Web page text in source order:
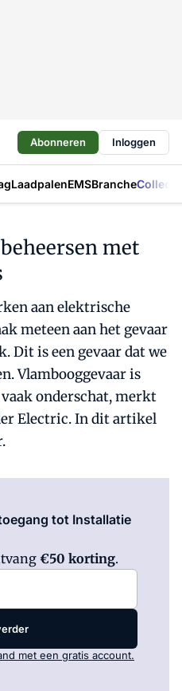
Abonneren Inloggen
LaadpalenEMSBranche
met
aan elektrische
meteen aan het gevaar
Dit is een gevaar dat we
Vlambooggevaar is
onderschat, merkt
Electric. In dit artikel
tot Installatie
€50 korting.
met een gratis account.